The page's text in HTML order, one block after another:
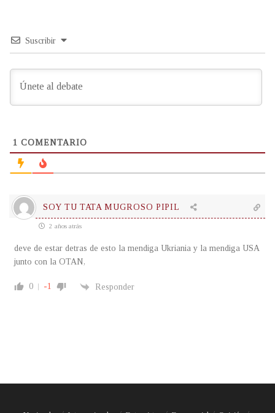
Suscribir
1 COMENTARIO
SOY TU TATA MUGROSO PIPIL
2 años atrás
deve de estar detras de esto la mendiga Ukriania y la mendiga USA
junto con la OTAN,
0 -1 Responder